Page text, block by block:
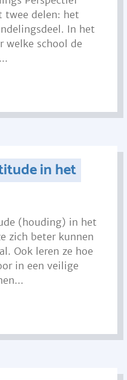
twee delen: het
In het
welke school de
in het
(houding) in het
zich beter kunnen
Ook leren ze hoe
in een veilige